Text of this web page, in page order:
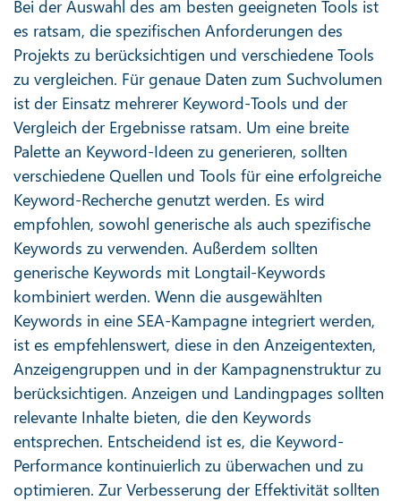
Bei der Auswahl des am besten geeigneten Tools ist
es ratsam, die spezifischen Anforderungen des
Projekts zu berücksichtigen und verschiedene Tools
zu vergleichen. Für genaue Daten zum Suchvolumen
ist der Einsatz mehrerer Keyword-Tools und der
Vergleich der Ergebnisse ratsam. Um eine breite
Palette an Keyword-Ideen zu generieren, sollten
verschiedene Quellen und Tools für eine erfolgreiche
Keyword-Recherche genutzt werden. Es wird
empfohlen, sowohl generische als auch spezifische
Keywords zu verwenden. Außerdem sollten
generische Keywords mit Longtail-Keywords
kombiniert werden. Wenn die ausgewählten
Keywords in eine SEA-Kampagne integriert werden,
ist es empfehlenswert, diese in den Anzeigentexten,
Anzeigengruppen und in der Kampagnenstruktur zu
berücksichtigen. Anzeigen und Landingpages sollten
relevante Inhalte bieten, die den Keywords
entsprechen. Entscheidend ist es, die Keyword-
Performance kontinuierlich zu überwachen und zu
optimieren. Zur Verbesserung der Effektivität sollten